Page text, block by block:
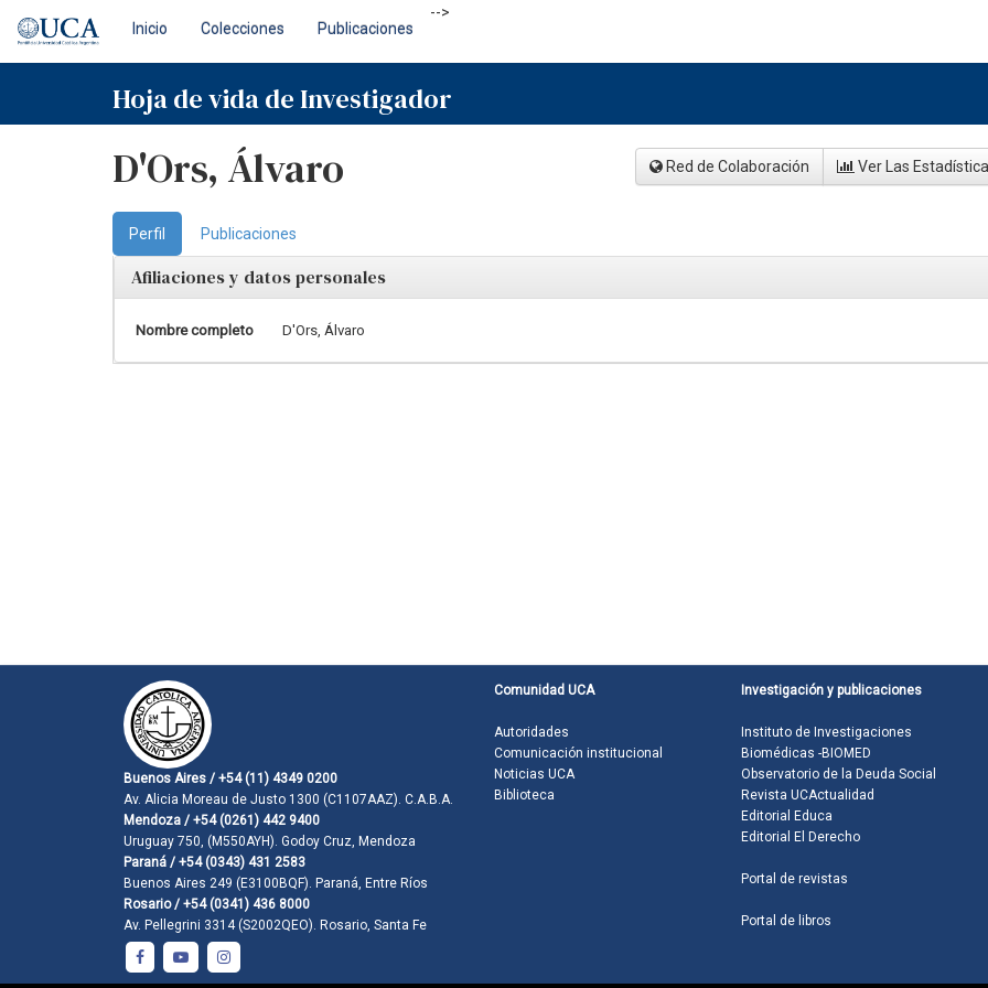
navigation
Inicio Colecciones Publicaciones
-->
Hoja de vida de Investigador
D'Ors, Álvaro Red de Colaboración Ver Las
Perfil Publicaciones
Afiliaciones y datos personales
Nombre completo D'Ors, Álvaro
Buenos Aires / +54 (11) 4349 0200
Av. Alicia Moreau de Justo 1300 (C1107AAZ). C.A.B.A.
Mendoza / +54 (0261) 442 9400
Uruguay 750, (M550AYH). Godoy Cruz, Mendoza
Paraná / +54 (0343) 431 2583
Buenos Aires 249 (E3100BQF). Paraná, Entre Ríos
Rosario / +54 (0341) 436 8000
Av. Pellegrini 3314 (S2002QEO). Rosario, Santa Fe
Comunidad UCA
Autoridades
Comunicación institucional
Noticias UCA
Biblioteca
Investigación y publicaciones
Instituto de Investigaciones
Biomédicas -BIOMED
Observatorio de la Deuda Social
Revista UCActualidad
Editorial Educa
Editorial El Derecho
Portal de revistas
Portal de libros